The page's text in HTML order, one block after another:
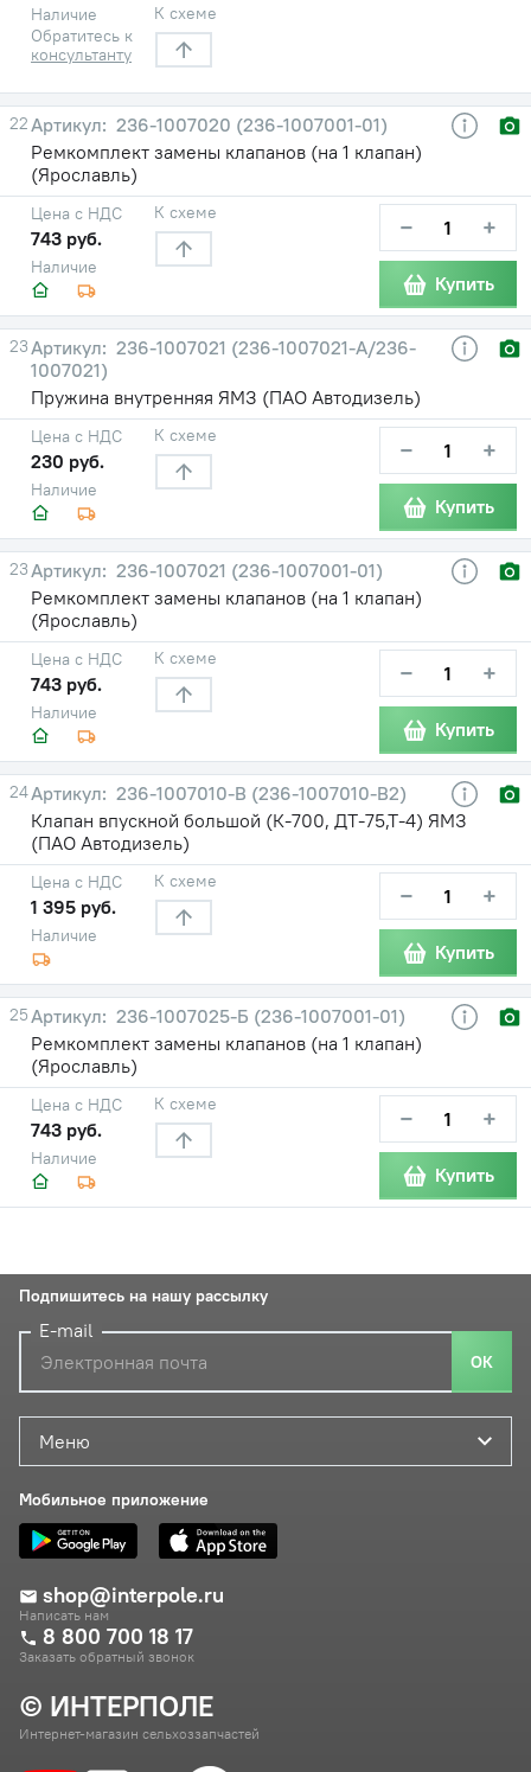
Наличие
Обратитесь к
консультанту
К схеме
22
236-1007020 (236-1007001-01)
Ремкомплект замены клапанов (на 1 клапан)
(Ярославль)
Наличие
Цена с НДС
743 руб.
К схеме − +
Купить
23
236-1007021 (236-1007021-А/236-
1007021)
Пружина внутренняя ЯМЗ (ПАО Автодизель)
Наличие
Цена с НДС
230 руб.
К схеме − +
Купить
23
236-1007021 (236-1007001-01)
Ремкомплект замены клапанов (на 1 клапан)
(Ярославль)
Наличие
Цена с НДС
743 руб.
К схеме − +
Купить
24
236-1007010-В (236-1007010-В2)
Клапан впускной большой (К-700, ДТ-75,Т-4) ЯМЗ
(ПАО Автодизель)
Наличие
Цена с НДС
1 395 руб.
К схеме − +
Купить
25
236-1007025-Б (236-1007001-01)
Ремкомплект замены клапанов (на 1 клапан)
(Ярославль)
Наличие
Цена с НДС
743 руб.
К схеме − +
Купить
© ИНТЕРПОЛЕ
Интернет-магазин сельхоззапчастей
Меню
Мобильное приложение
shop@interpole.ru
Написать нам
8 800 700 18 17
Заказать обратный звонок
Подпишитесь на нашу рассылку
E-mail
ОК